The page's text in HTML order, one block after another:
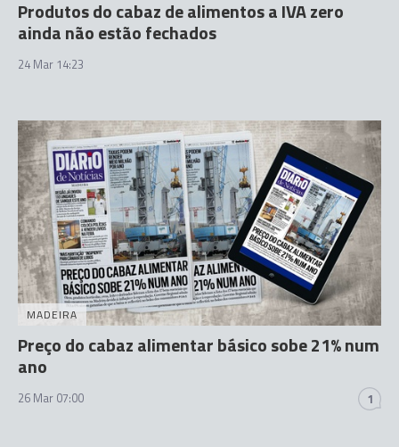
Produtos do cabaz de alimentos a IVA zero
ainda não estão fechados
24 Mar 14:23
MADEIRA
Preço do cabaz alimentar básico sobe 21% num
ano
26 Mar 07:00 1